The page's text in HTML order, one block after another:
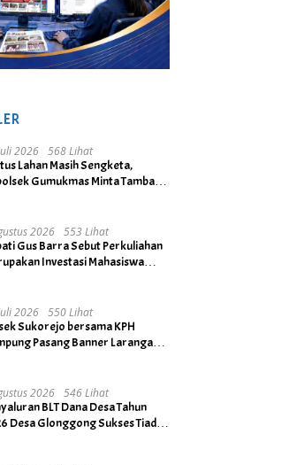
2026
568 Lihat
Lahan Masih Sengketa,
Gumukmas Minta Tambang
2026
553 Lihat
Gus Barra Sebut Perkuliahan
Investasi Mahasiswa
2026
550 Lihat
Sukorejo bersama KPH
Pasang Banner Larangan
2026
546 Lihat
BLT Dana Desa Tahun
Desa Glonggong Sukses Tiada